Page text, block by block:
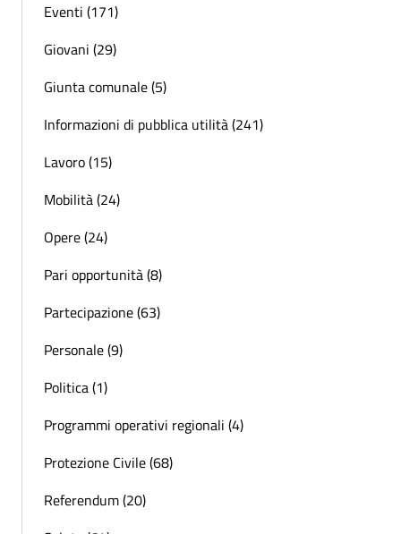
Eventi (171)
Giovani (29)
Giunta comunale (5)
Informazioni di pubblica utilità (241)
Lavoro (15)
Mobilità (24)
Opere (24)
Pari opportunità (8)
Partecipazione (63)
Personale (9)
Politica (1)
Programmi operativi regionali (4)
Protezione Civile (68)
Referendum (20)